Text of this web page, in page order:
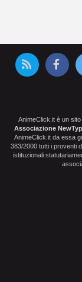
AnimeClick.it è un
Associazione
AnimeClick.it da essa
383/2000 tutti i proventi
istituzionali